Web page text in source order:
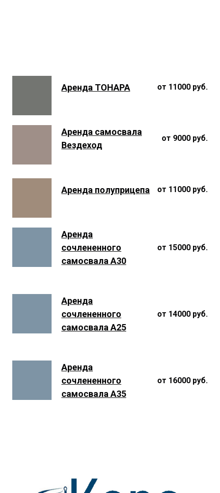
Аренда ТОНАРА от 11000 руб.
Аренда самосвала
Вездеход
от 9000 руб.
Аренда полуприцепа от 11000 руб.
Аренда
сочлененного
самосвала A30
от 15000 руб.
Аренда
сочлененного
самосвала A25
от 14000 руб.
Аренда
сочлененного
самосвала A35
от 16000 руб.